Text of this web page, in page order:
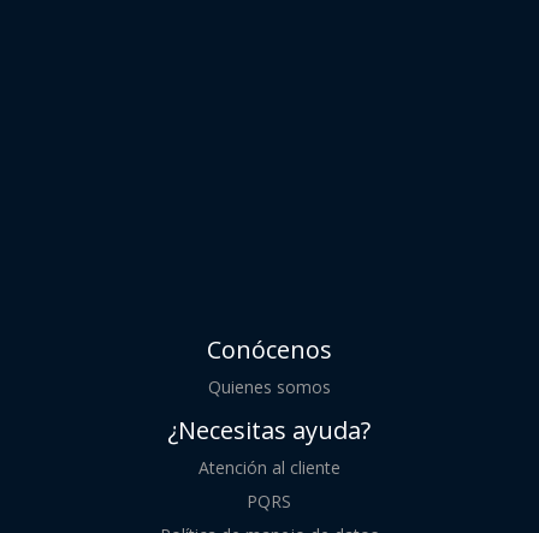
Conócenos
Quienes somos
¿Necesitas ayuda?
Atención al cliente
PQRS